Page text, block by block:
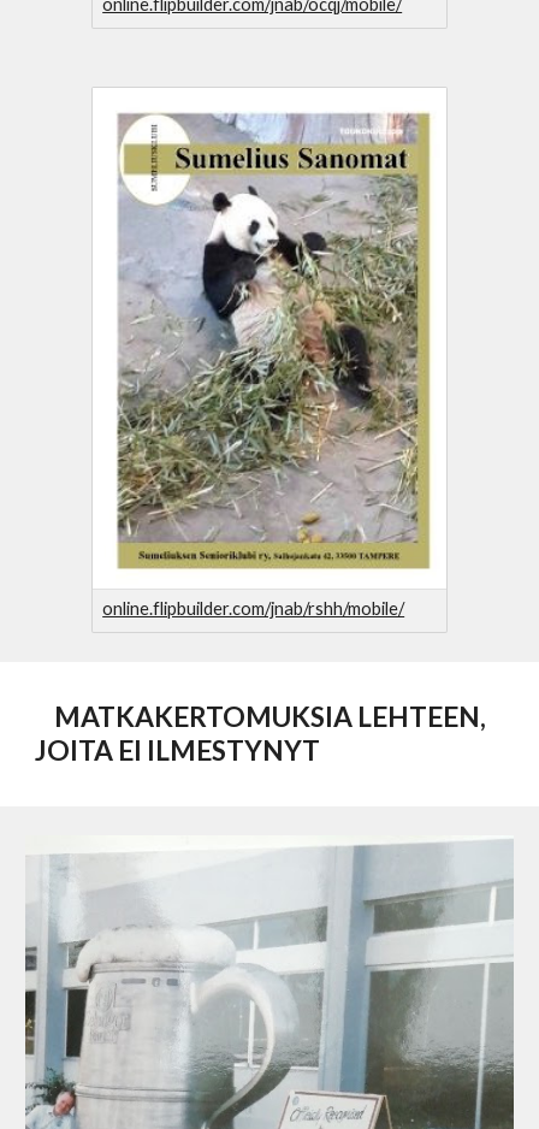
online.flipbuilder.com/jnab/rshh/mobile/
MATKAKERTOMUKSIA LEHTEEN,
JOITA EI ILMESTYNYT